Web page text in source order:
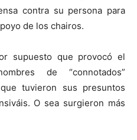
contra su persona para
de los chairos.
supuesto que provocó el
de “connotados”
tuvieron sus presuntos
O sea surgieron más